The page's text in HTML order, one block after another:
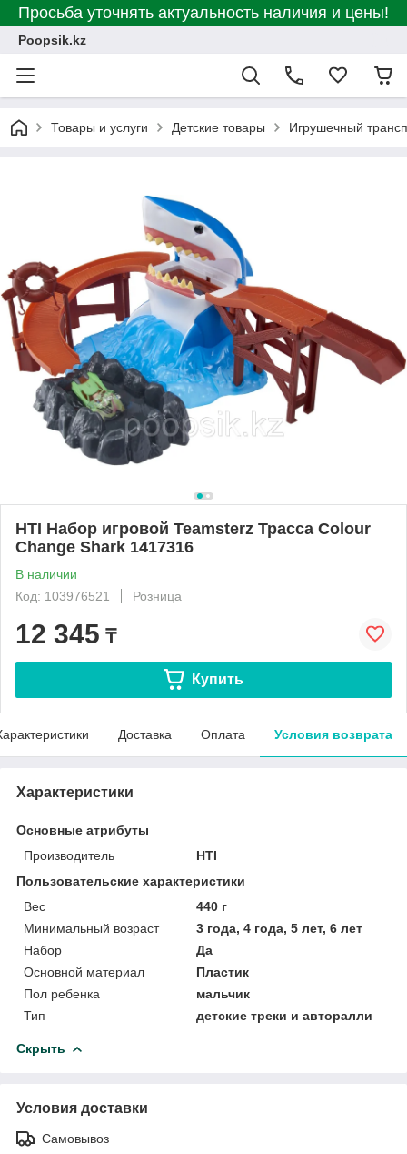
Просьба уточнять актуальность наличия и цены!
Poopsik.kz
Товары и услуги Детские товары Игрушечный
HTI Набор игровой Teamsterz Трасса Colour
Change Shark 1417316
В наличии
Код: 103976521
Розница
12 345 ₸
Купить
Доставка Оплата Условия возврата
Характеристики
Основные атрибуты
Производитель
HTI
Пользовательские характеристики
Вес
440 г
Минимальный возраст
3 года, 4 года, 5 лет, 6 лет
Набор
Да
Основной материал
Пластик
Пол ребенка
мальчик
Тип
детские треки и авторалли
Скрыть
Условия доставки
Самовывоз